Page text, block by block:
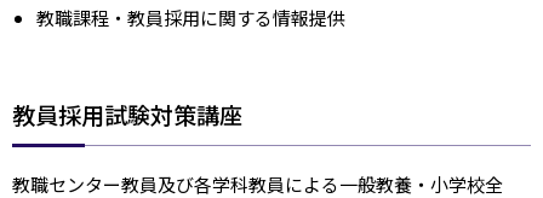
教職課程・教員採用に関する情報提供
教員採用試験対策講座
教職センター教員及び各学科教員による一般教養・小学校全